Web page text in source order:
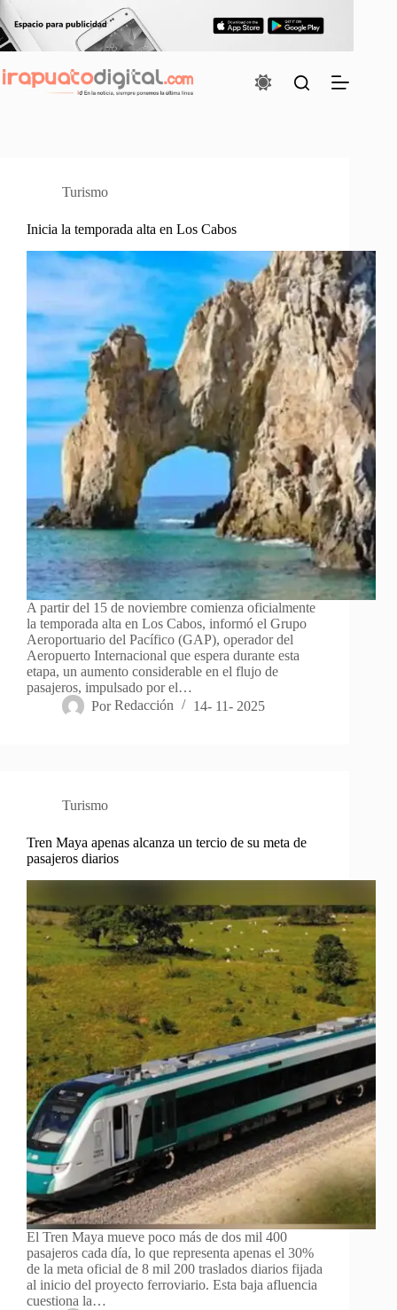
al
contenido
Turismo
Inicia la temporada alta en Los Cabos
A partir del 15 de noviembre comienza oficialmente
la temporada alta en Los Cabos, informó el Grupo
Aeroportuario del Pacífico (GAP), operador del
Aeropuerto Internacional que espera durante esta
etapa, un aumento considerable en el flujo de
pasajeros, impulsado por el…
Por Redacción 14- 11- 2025
Turismo
Tren Maya apenas alcanza un tercio de su meta de
pasajeros diarios
El Tren Maya mueve poco más de dos mil 400
pasajeros cada día, lo que representa apenas el 30%
de la meta oficial de 8 mil 200 traslados diarios fijada
al inicio del proyecto ferroviario. Esta baja afluencia
cuestiona la…